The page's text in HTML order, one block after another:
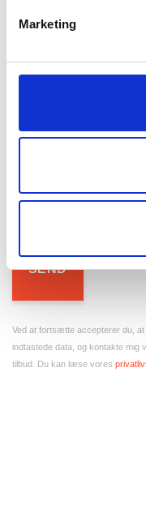
Marketing
Ved at fortsætte accepterer du,
indtastede data, og kontakte mig
tilbud. Du kan læse vores